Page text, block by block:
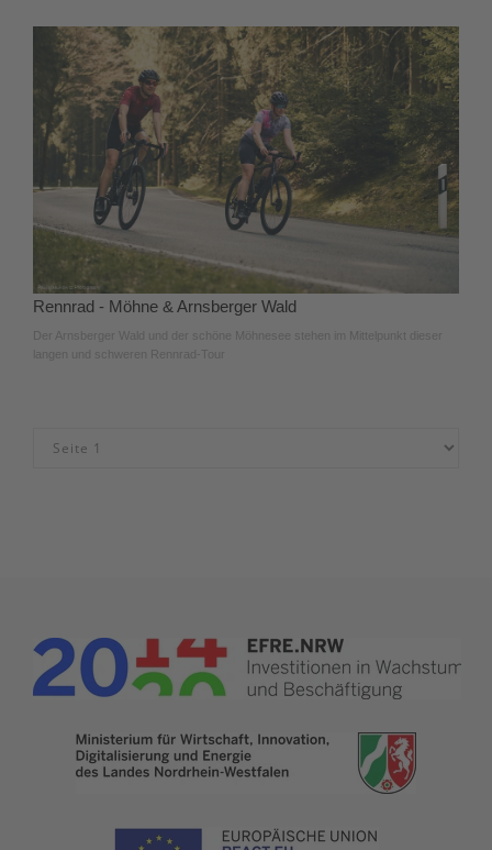
Rennrad - Möhne & Arnsberger Wald
Der Arnsberger Wald und der schöne Möhnesee stehen im Mittelpunkt dieser
langen und schweren Rennrad-Tour